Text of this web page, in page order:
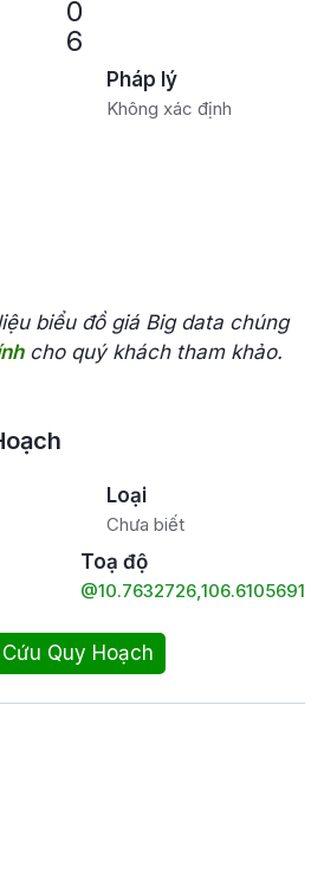
Pháp lý
Không xác định
biểu đồ giá Big data chúng
cho quý khách tham khảo.
Loại
Chưa biết
Toạ độ
@10.7632726,106.6105691
Quy Hoạch